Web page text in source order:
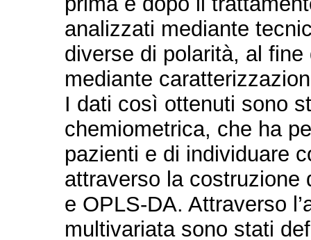
analizzati mediante
diverse di polarità, al
mediante
I dati così ottenuti sono
chemiometrica, che ha
pazienti e di individuare
attraverso la costruzione
e OPLS-DA. Attraverso
multivariata sono stati